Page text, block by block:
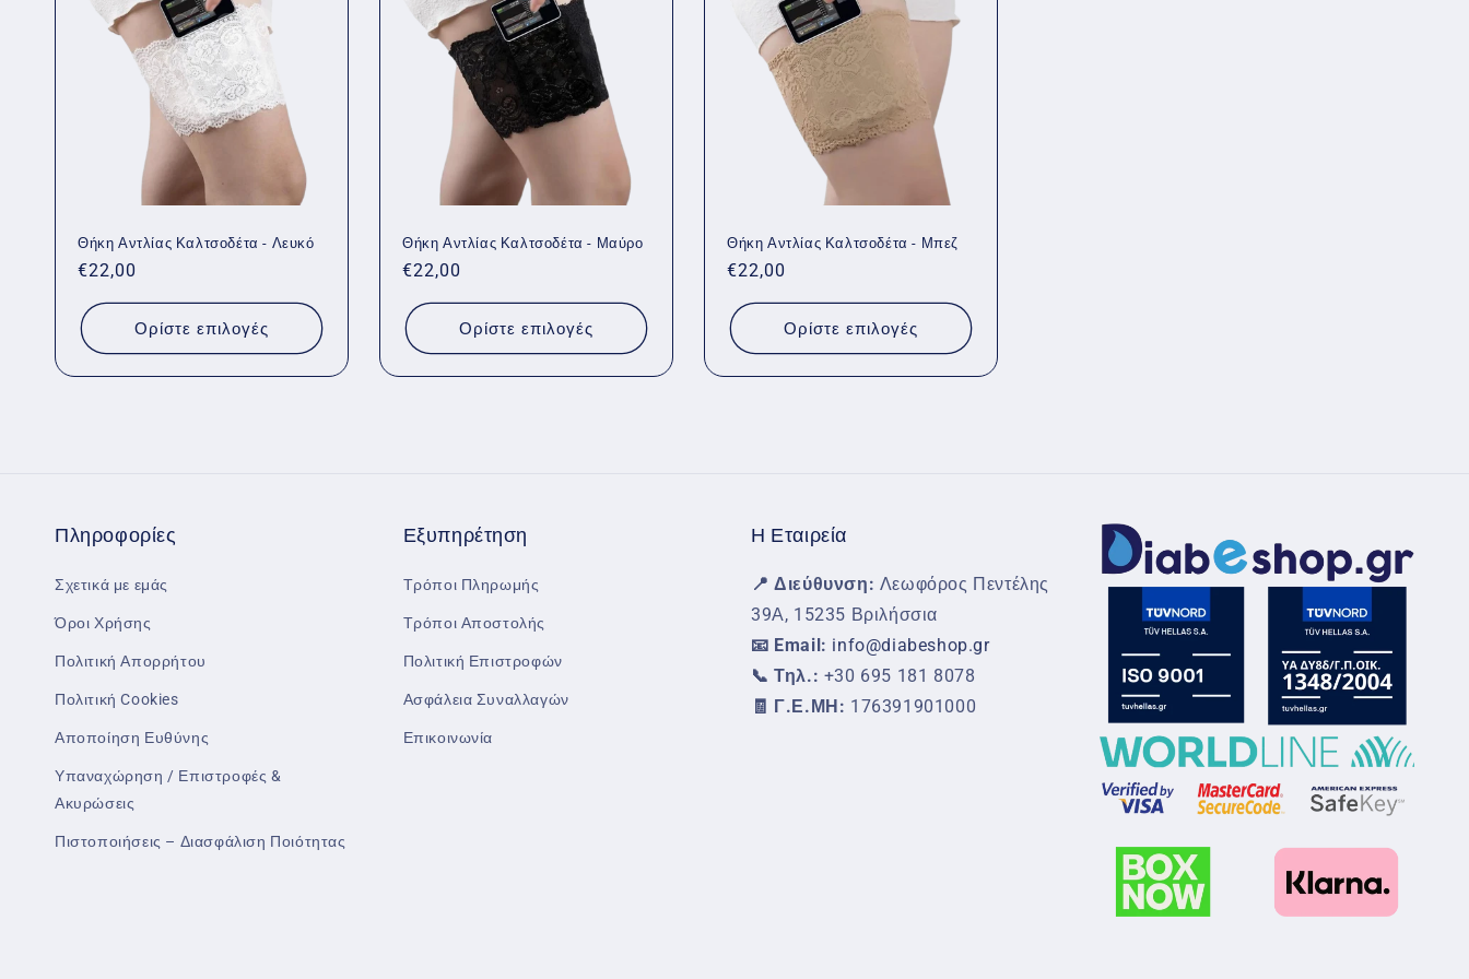
Θήκη Αντλίας Καλτσοδέτα - Λευκό
Κανονική
τιμή
€22,00
Ορίστε επιλογές
Θήκη Αντλίας Καλτσοδέτα - Μαύρο
Κανονική
τιμή
€22,00
Ορίστε επιλογές
Θήκη Αντλίας Καλτσοδέτα - Μπεζ
Κανονική
τιμή
€22,00
Ορίστε επιλογές
Πληροφορίες
Σχετικά με εμάς
Όροι Χρήσης
Πολιτική Απορρήτου
Πολιτική Cookies
Αποποίηση Ευθύνης
Υπαναχώρηση / Επιστροφές &
Ακυρώσεις
Πιστοποιήσεις – Διασφάλιση Ποιότητας
Εξυπηρέτηση
Τρόποι Πληρωμής
Τρόποι Αποστολής
Πολιτική Επιστροφών
Ασφάλεια Συναλλαγών
Επικοινωνία
Η Εταιρεία
📍 Διεύθυνση: Λεωφόρος Πεντέλης
39Α, 15235 Βριλήσσια
📧 Email: info@diabeshop.gr
📞 Τηλ.: +30 695 181 8078
🧾 Γ.Ε.ΜΗ: 176391901000